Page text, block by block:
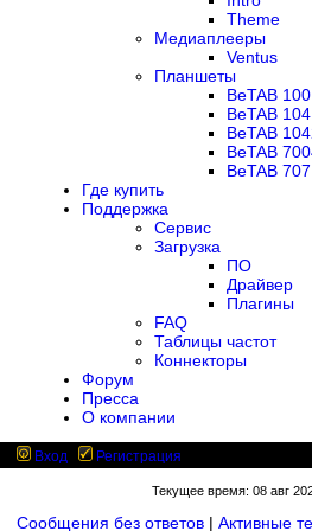
Theme
Медиаплееры
Ventus
Планшеты
BeTAB
BeTAB
BeTAB
BeTAB
BeTAB
Где купить
Поддержка
Сервис
Загрузка
ПО
Драйвер
Плагины
FAQ
Таблицы частот
Коннекторы
Форум
Пресса
О компании
Вход Регистрация
Текущее время: 08 авг
Сообщения без ответов | Активные